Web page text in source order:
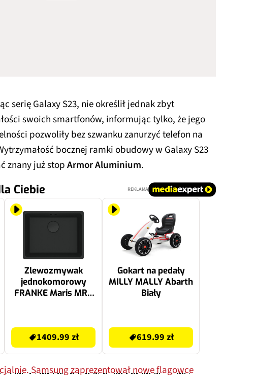
serię Galaxy S23, nie określił jednak zbyt
swoich smartfonów, informując tylko, że jego
pozwoliły bez szwanku zanurzyć telefon na
bocznej ramki obudowy w Galaxy S23
znany już stopArmor Aluminium.
Ciebie REKLAMA
Zlewozmywak
jednokomorowy
FRANKE Maris MRG
43.3x55.3
1409.99 zł
Gokart na pedały
MILLY MALLY Abarth
Biały
619.99 zł
Samsung zaprezentował nowe flagowce